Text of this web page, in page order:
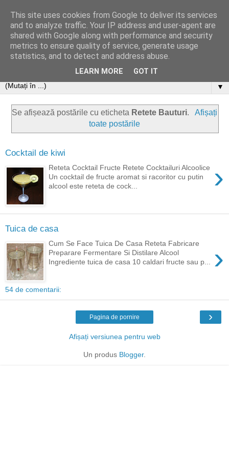
▼
Se afișează postările cu eticheta Retete Bauturi.
Afișați
toate postările
Cocktail de kiwi
›
Reteta Cocktail Fructe Retete Cocktailuri Alcoolice
Un cocktail de fructe aromat si racoritor cu putin
alcool este reteta de cock...
Tuica de casa
›
Cum Se Face Tuica De Casa Reteta Fabricare
Preparare Fermentare Si Distilare Alcool
Ingrediente tuica de casa 10 caldari fructe sau p...
54 de comentarii:
›
Pagina de pornire
Afișați versiunea pentru web
Un produs Blogger.
This site uses cookies from Google to deliver its services
and to analyze traffic. Your IP address and user-agent are
shared with Google along with performance and security
metrics to ensure quality of service, generate usage
statistics, and to detect and address abuse.
LEARN MORE GOT IT